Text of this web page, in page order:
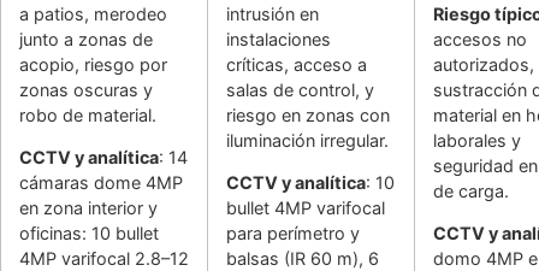
a patios, merodeo
junto a zonas de
acopio, riesgo por
zonas oscuras y
robo de material.
CCTV y analítica: 14
cámaras dome 4MP
en zona interior y
oficinas: 10 bullet
4MP varifocal 2.8–12
intrusión en
instalaciones
críticas, acceso a
salas de control, y
riesgo en zonas con
iluminación irregular.
CCTV y analítica: 10
bullet 4MP varifocal
para perímetro y
balsas (IR 60 m), 6
Riesgo
accesos no
autorizados,
sustracción
material en
laborales y
seguridad
de carga.
CCTV y
domo 4MP